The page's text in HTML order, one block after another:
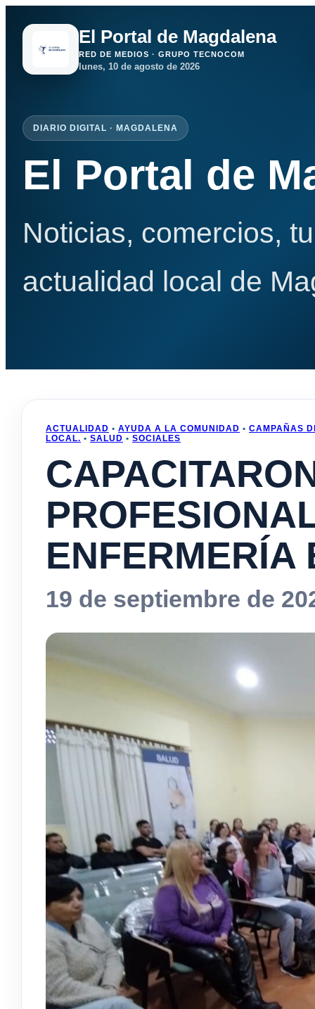
El Portal de Magdalena
RED DE MEDIOS · GRUPO TECNOCOM
lunes, 10 de agosto de 2026
DIARIO DIGITAL · MAGDALENA
El Portal de
Noticias, comercios,
actualidad local de
ACTUALIDAD • AYUDA A LA COMUNIDAD • CAMPAÑAS
LOCAL. • SALUD • SOCIALES
ENFERMERÍA
19 de septiembre de